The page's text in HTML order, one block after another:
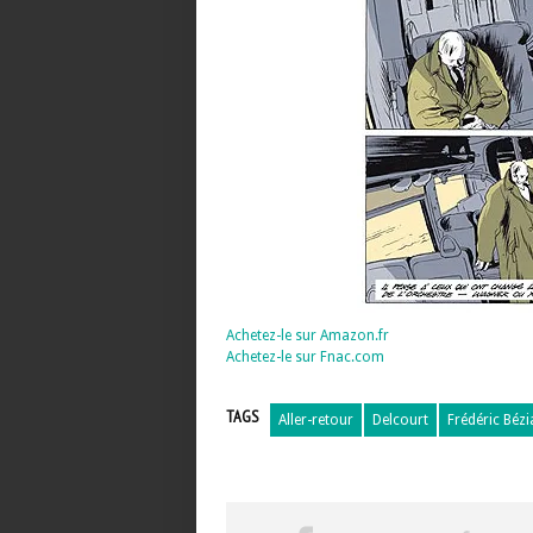
Achetez-le sur Amazon.fr
Achetez-le sur Fnac.com
TAGS Aller-retour Delcourt Frédéric